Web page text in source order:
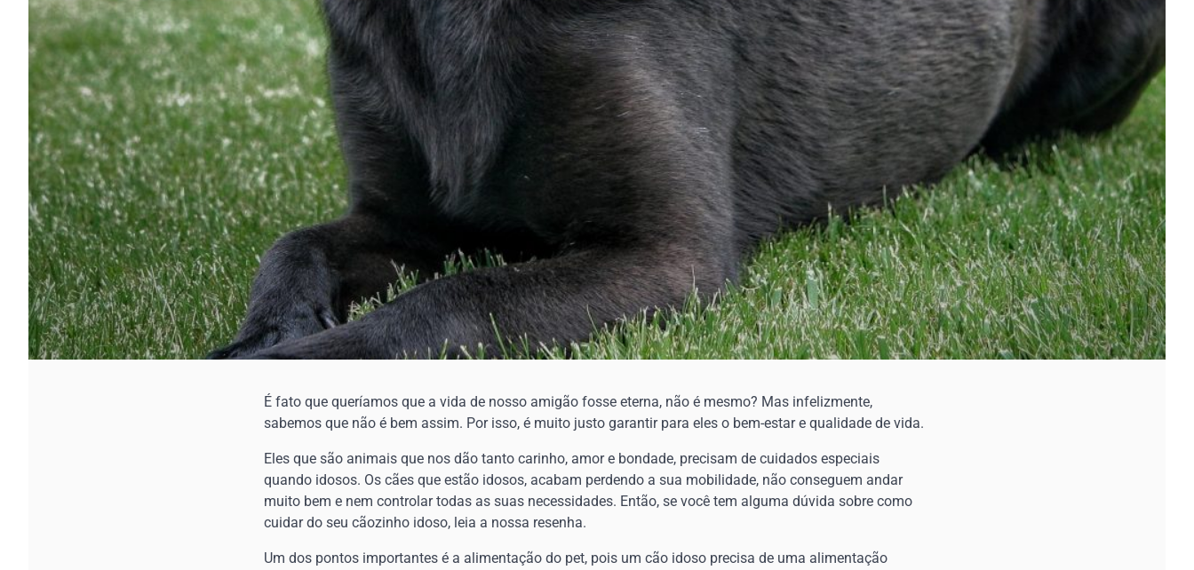
É fato que queríamos que a vida de nosso amigão fosse eterna, não é mesmo? Mas infelizmente,
sabemos que não é bem assim. Por isso, é muito justo garantir para eles o bem-estar e qualidade de vida.
Eles que são animais que nos dão tanto carinho, amor e bondade, precisam de cuidados especiais
quando idosos. Os cães que estão idosos, acabam perdendo a sua mobilidade, não conseguem andar
muito bem e nem controlar todas as suas necessidades. Então, se você tem alguma dúvida sobre como
cuidar do seu cãozinho idoso, leia a nossa resenha.
Um dos pontos importantes é a alimentação do pet, pois um cão idoso precisa de uma alimentação